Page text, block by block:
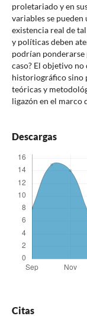
proletariado y en
variables se
existencia real de
y políticas deben
podrían ponderarse
caso? El objetivo
historiográfico sino
teóricas y
ligazón en el marco
Descargas
Citas